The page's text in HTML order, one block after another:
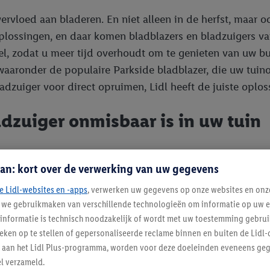
aan bladeren. En niet alleen in de herfst, maar
en daar komen bladblazers en bladzuigers
zodat u meer tijd overhoudt om te genieten van uw
de populaire Parkside bladblazer, die uw
voor direct opruimen, Lidl heeft de juiste
onmisbaar is in uw tuin
is tijdrovend en fysiek veeleisend. Bladblazers en
bladeren, grasresten en licht tuinafval samen
bladzuiger daarentegen, zuigt het afval direct op in
is dat u de bladeren niet meer hoeft op te scheppen,
die het opgezogen materiaal verkleint. Dit
kort over de verwerking van uw gegevens
Lidl-websites en -apps, verwerken uw gegevens op onze websites en
gebruikmaken van verschillende technologieën om informatie op uw
is technisch noodzakelijk of wordt met uw toestemming
op te stellen of gepersonaliseerde reclame binnen en buiten de Lidl-
het Lidl Plus-programma, worden voor deze doeleinden eveneens
verzameld.